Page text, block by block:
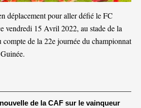
déplacement pour aller défié le FC
vendredi 15 Avril 2022, au stade de la
de la 22e journée du championnat
de la CAF sur le vainqueur